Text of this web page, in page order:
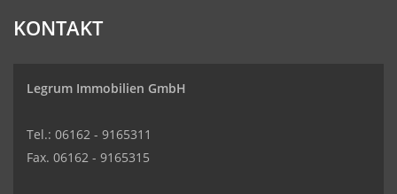
KONTAKT
Legrum Immobilien GmbH
Tel.: 06162 - 9165311
Fax. 06162 - 9165315